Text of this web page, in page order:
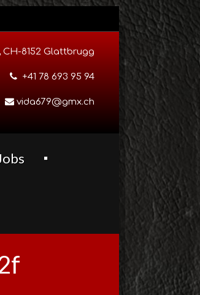
CH-8152 Glattbrugg
+41 78 693 95 94
vida679@gmx.ch